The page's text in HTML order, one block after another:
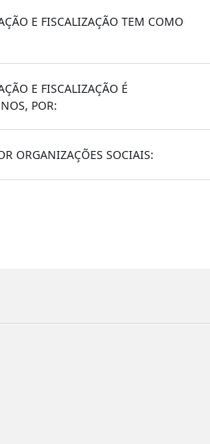
E FISCALIZAÇÃO TEM COMO
E FISCALIZAÇÃO É
POR:
ORGANIZAÇÕES SOCIAIS: